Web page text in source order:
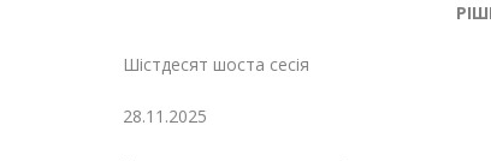
Шістдесят шоста